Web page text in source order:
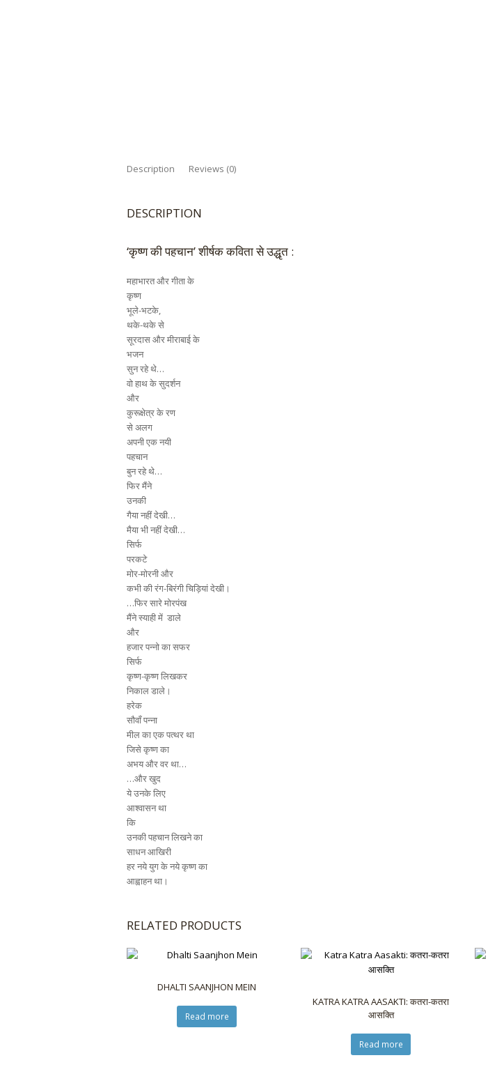
Description Reviews (0)
DESCRIPTION
‘कृष्ण की पहचान’ शीर्षक कविता से उद्धृत :
महाभारत और गीता के
कृष्ण
भूले-भटके,
थके-थके से
सूरदास और मीराबाई के
भजन
सुन रहे थे…
वो हाथ के सुदर्शन
और
कुरूक्षेत्र के रण
से अलग
अपनी एक नयी
पहचान
बुन रहे थे…
फिर मैंने
उनकी
गैया नहीं देखी…
मैया भी नहीं देखी…
सिर्फ
परकटे
मोर-मोरनी और
कभी की रंग-बिरंगी चिड़ियां देखी।
…फिर सारे मोरपंख
मैंने स्याही में डाले
और
हजार पन्नो का सफर
सिर्फ
कृष्ण-कृष्ण लिखकर
निकाल डाले।
हरेक
सौवाँ पन्ना
मील का एक पत्थर था
जिसे कृष्ण का
अभय और वर था…
…और खुद
ये उनके लिए
आश्वासन था
कि
उनकी पहचान लिखने का
साधन आखिरी
हर नये युग के नये कृष्ण का
आह्वाहन था।
RELATED PRODUCTS
DHALTI SAANJHON MEIN
Read more
KATRA KATRA AASAKTI: कतरा-कतरा
आसक्ति
Read more